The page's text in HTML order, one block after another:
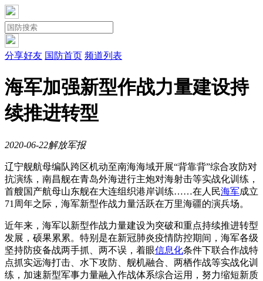
分享好友 国防首页 频道列表
海军加强新型作战力量建设持
续推进转型
2020-06-22解放军报
辽宁舰航母编队跨区机动至南海海域开展“背靠背”综合攻防对
抗演练，南昌舰在青岛外海进行主炮对海射击等实战化训练，
首艘国产航母山东舰在大连组织港岸训练……在人民海军成立
71周年之际，海军新型作战力量活跃在万里海疆的演兵场。
近年来，海军以新型作战力量建设为突破和重点持续推进转型
发展，硕果累累。特别是在新冠肺炎疫情防控期间，海军各级
坚持防疫备战两手抓、两不误，着眼信息化条件下联合作战特
点抓实远海打击、水下攻防、舰机融合、两栖作战等实战化训
练，加速新型军事力量融入作战体系综合运用，努力缩短新质